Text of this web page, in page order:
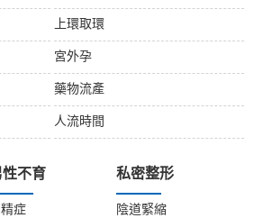
上環取環
宮外孕
藥物流產
人流時間
性不育
症
私密整形
陰道緊縮